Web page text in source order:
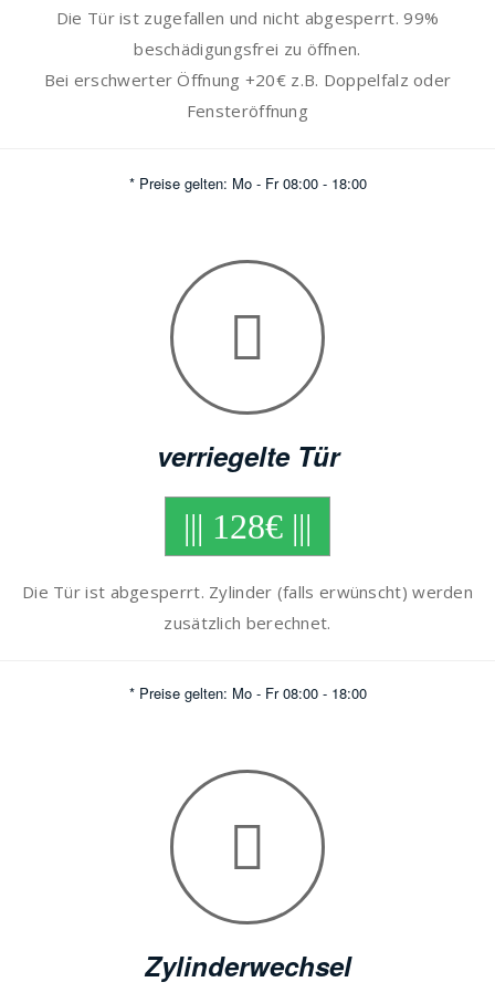
Die Tür ist zugefallen und nicht abgesperrt. 99%
beschädigungsfrei zu öffnen.
Bei erschwerter Öffnung +20€ z.B. Doppelfalz oder
Fensteröffnung
* Preise gelten: Mo - Fr 08:00 - 18:00
verriegelte Tür
||| 128€ |||
Die Tür ist abgesperrt. Zylinder (falls erwünscht) werden
zusätzlich berechnet.
* Preise gelten: Mo - Fr 08:00 - 18:00
Zylinderwechsel